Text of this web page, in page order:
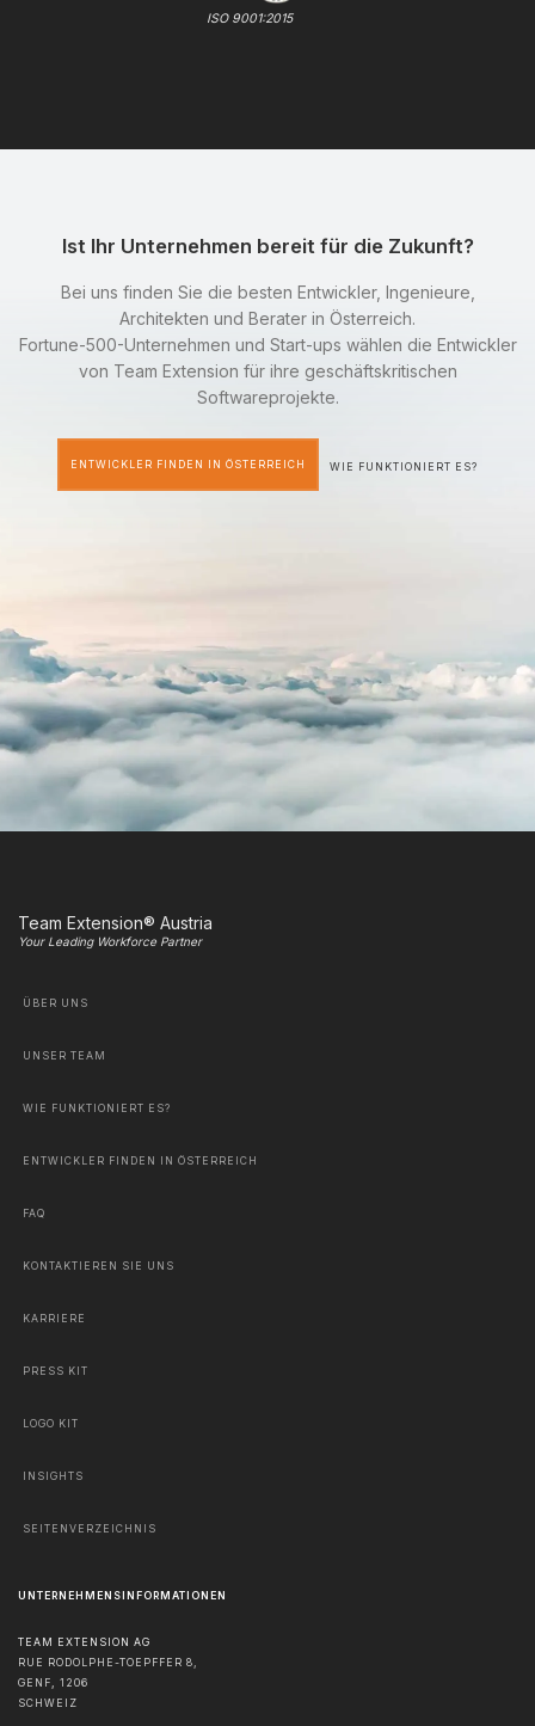
ISO 9001:2015
Ist Ihr Unternehmen bereit für die Zukunft?
Bei uns finden Sie die besten Entwickler, Ingenieure,
Architekten und Berater in Österreich.
Fortune-500-Unternehmen und Start-ups wählen die Entwickler
von Team Extension für ihre geschäftskritischen
Softwareprojekte.
ENTWICKLER FINDEN IN ÖSTERREICH WIE FUNKTIONIERT ES?
Team Extension® Austria
Your Leading Workforce Partner
ÜBER UNS
UNSER TEAM
WIE FUNKTIONIERT ES?
ENTWICKLER FINDEN IN ÖSTERREICH
FAQ
KONTAKTIEREN SIE UNS
KARRIERE
PRESS KIT
LOGO KIT
INSIGHTS
SEITENVERZEICHNIS
UNTERNEHMENSINFORMATIONEN
TEAM EXTENSION AG
RUE RODOLPHE-TOEPFFER 8,
GENF, 1206
SCHWEIZ